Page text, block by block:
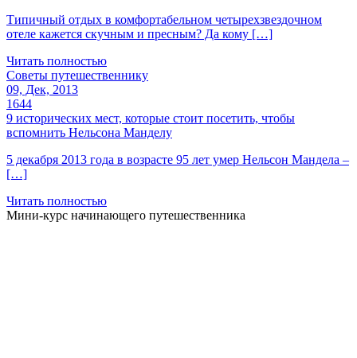
Типичный отдых в комфортабельном четырехзвездочном
отеле кажется скучным и пресным? Да кому […]
Читать полностью
Советы путешественнику
09, Дек, 2013
1644
9 исторических мест, которые стоит посетить, чтобы
вспомнить Нельсона Манделу
5 декабря 2013 года в возрасте 95 лет умер Нельсон Мандела –
[…]
Читать полностью
Мини-курс начинающего путешественника